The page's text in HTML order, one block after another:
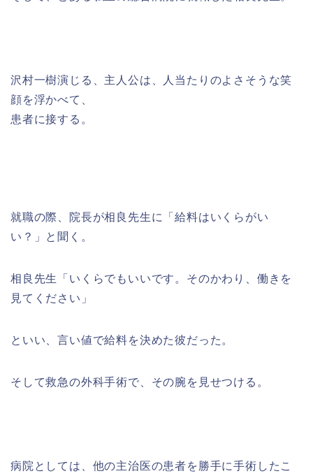
沢村一樹演じる、主人公は、人当たりのよさそうな笑
顔を浮かべて、
患者に接する。
就職の際、院長が相良先生に「給料はいくらがい
い？」と聞く。
相良先生「いくらでもいいです。そのかわり、働きを
見てください」
といい、言い値で給料を決めた彼だった。
そして救急の外科手術で、その腕を見せつける。
病院としては、他の主治医の患者を勝手に手術したこ